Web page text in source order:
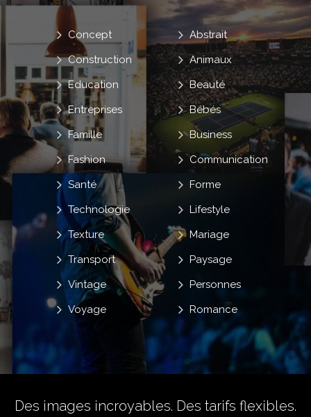
Abstrait
Animaux
Beauté
Bébés
Business
Communication
Concept
Construction
Education
Entreprises
Famille
Fashion
Forme
Lifestyle
Mariage
Paysage
Personnes
Romance
Santé
Technologie
Texture
Transport
Vintage
Voyage
Des images incroyables. Des tarifs flexibles.